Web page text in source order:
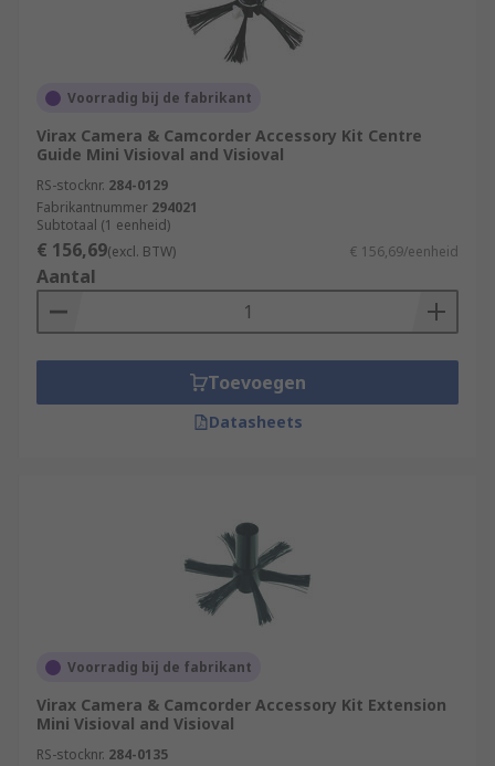
Voorradig bij de fabrikant
Virax Camera & Camcorder Accessory Kit Centre
Guide Mini Visioval and Visioval
RS-stocknr. 284-0129
Fabrikantnummer 294021
Subtotaal (1 eenheid)
€ 156,69(excl. BTW) € 156,69/eenheid
Aantal
Toevoegen
Datasheets
Voorradig bij de fabrikant
Virax Camera & Camcorder Accessory Kit Extension
Mini Visioval and Visioval
RS-stocknr. 284-0135